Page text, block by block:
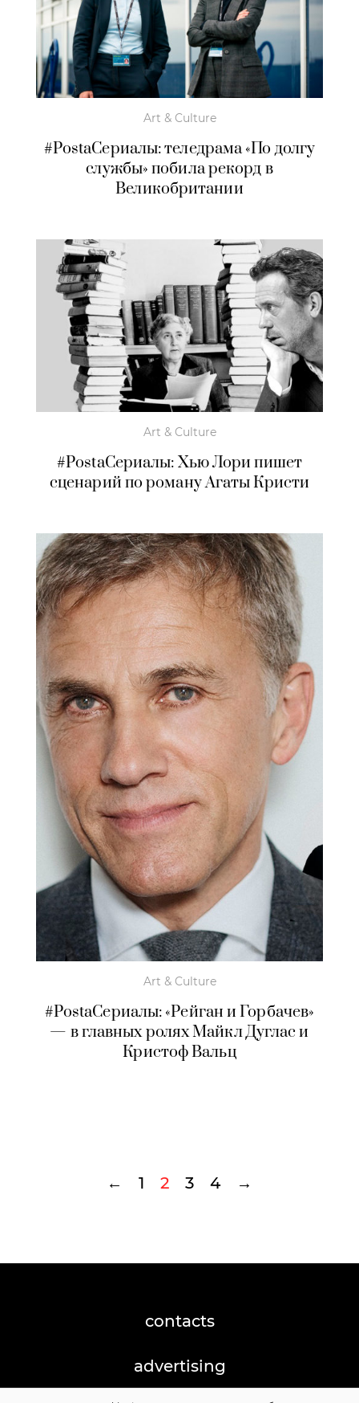
Art & Culture
#PostaСериалы: теледрама «По долгу
службы» побила рекорд в
Великобритании
Art & Culture
#PostaСериалы: Хью Лори пишет
сценарий по роману Агаты Кристи
Art & Culture
#PostaСериалы: «Рейган и Горбачев»
— в главных ролях Майкл Дуглас и
Кристоф Вальц
← 1 2 3 4 →
contacts
advertising